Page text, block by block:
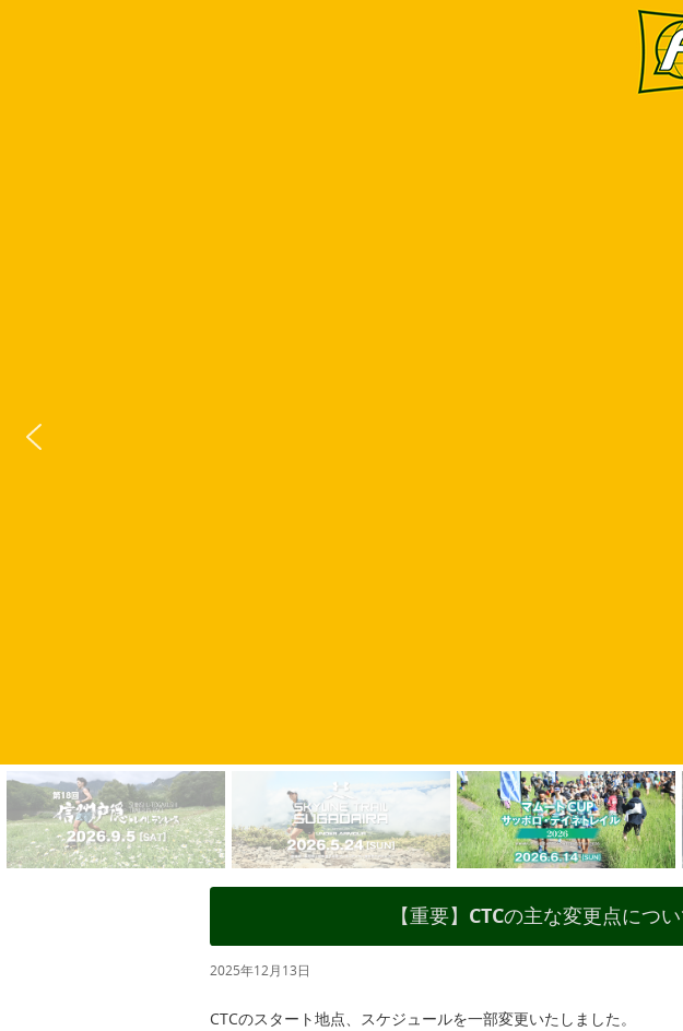
【重要】CTCの主な変更点につ
2025年12月13日
CTCのスタート地点、スケジュールを一部変更いたしました。